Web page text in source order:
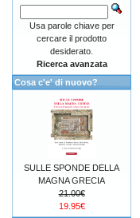
Usa parole chiave per
cercare il prodotto
desiderato.
Ricerca avanzata
Cosa c'e' di nuovo?
SULLE SPONDE DELLA
MAGNA GRECIA
21.00€
19.95€